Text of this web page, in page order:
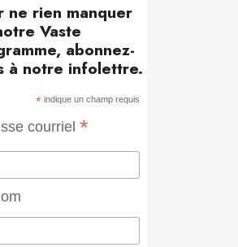
ne rien manquer
Vaste
abonnez-
à notre infolettre.
* indique un champ requis
courriel *